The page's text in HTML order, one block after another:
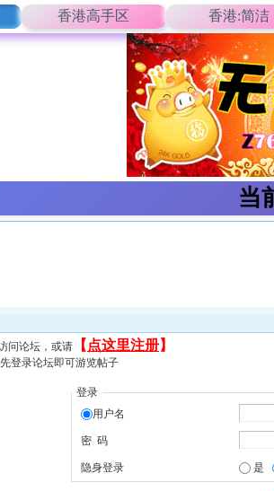
香港高手区 香港:简洁
当
问论坛，或请 【 点这里注册】
登录论坛即可游览帖子
登录
用户名
密 码
隐身登录 是